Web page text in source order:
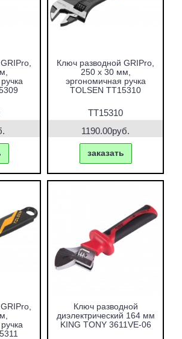
Ключ разводной GRIPro,
250 х 30 мм,
эргономичная ручка
TOLSEN TT15310
TT15310
1190.00руб.
заказать
Ключ разводной
диэлектрический 164 мм
KING TONY 3611VE-06